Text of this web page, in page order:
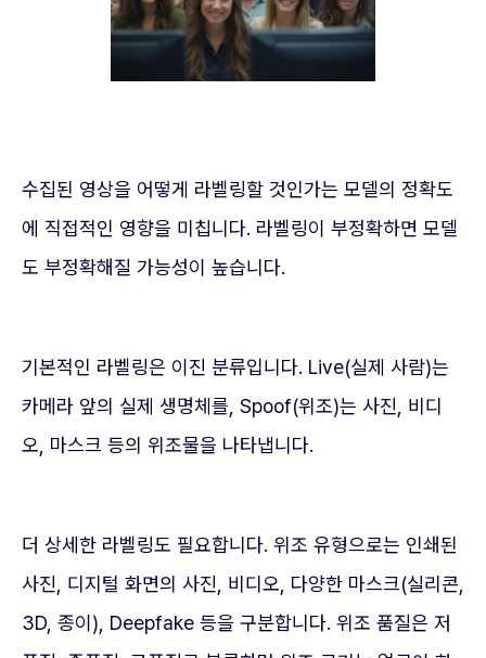
수집된 영상을 어떻게 라벨링할 것인가는 모델의 정확도
에 직접적인 영향을 미칩니다. 라벨링이 부정확하면 모델
도 부정확해질 가능성이 높습니다.
기본적인 라벨링은 이진 분류입니다. Live(실제 사람)는
카메라 앞의 실제 생명체를, Spoof(위조)는 사진, 비디
오, 마스크 등의 위조물을 나타냅니다.
더 상세한 라벨링도 필요합니다. 위조 유형으로는 인쇄된
사진, 디지털 화면의 사진, 비디오, 다양한 마스크(실리콘,
3D, 종이), Deepfake 등을 구분합니다. 위조 품질은 저